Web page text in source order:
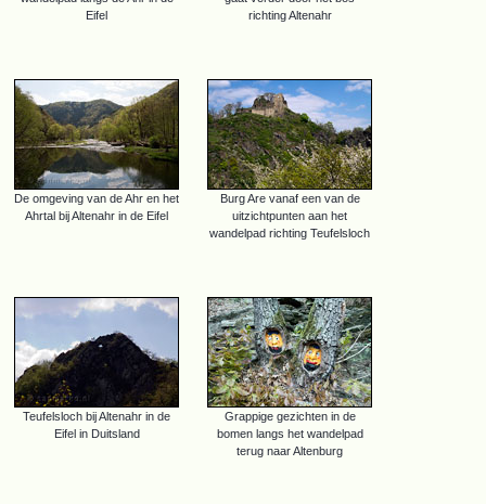
Eifel
richting Altenahr
De omgeving van de Ahr en het
Ahrtal bij Altenahr in de Eifel
Burg Are vanaf een van de
uitzichtpunten aan het
wandelpad richting Teufelsloch
Teufelsloch bij Altenahr in de
Eifel in Duitsland
Grappige gezichten in de
bomen langs het wandelpad
terug naar Altenburg